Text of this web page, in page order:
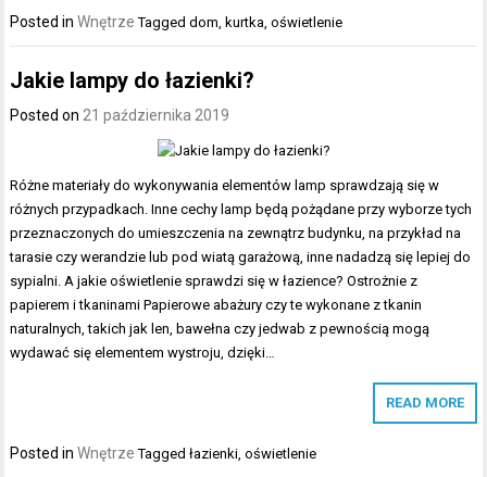
Posted inWnętrze Taggeddom, kurtka,oświetlenie
Jakie lampy do łazienki?
Posted on 21 października 2019
Różne materiały do wykonywania elementów lamp sprawdzają się w
różnych przypadkach. Inne cechy lamp będą pożądane przy wyborze tych
przeznaczonych do umieszczenia na zewnątrz budynku, na przykład na
tarasie czy werandzie lub pod wiatą garażową, inne nadadzą się lepiej do
sypialni. A jakie oświetlenie sprawdzi się w łazience? Ostrożnie z
papierem i tkaninami Papierowe abażury czy te wykonane z tkanin
naturalnych, takich jak len, bawełna czy jedwab z pewnością mogą
wydawać się elementem wystroju, dzięki…
READ MORE
Posted inWnętrze Taggedłazienki ,oświetlenie